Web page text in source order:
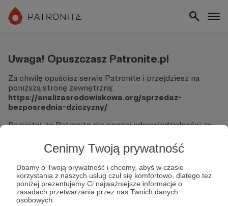
Cenimy Twoją prywatność
Dbamy o Twoją prywatność i chcemy, abyś w czasie
korzystania z naszych usług czuł się komfortowo, dlatego też
poniżej prezentujemy Ci najważniejsze informacje o
zasadach przetwarzania przez nas Twoich danych
osobowych.
Uwaga! Opuszczasz Patronite.pl
Za chwilę opuścisz serwis Patronite i przejdziesz na
poniższą stronę zewnętrzną:
https://analizasrodowiskowa.org/sprzedaz-
bezposrednia-dziczyzny/
Pamiętaj, że Patronite nie ponosi odpowiedzialności za
Nie podawaj swoich danych logowania ani informacji
Sprawdź dokładnie adres URL, zanim klikniesz przycisk
"Tak, przejdź do strony".
Jeśli masz wątpliwości, wróć do Patronite i zweryfikuj
link.